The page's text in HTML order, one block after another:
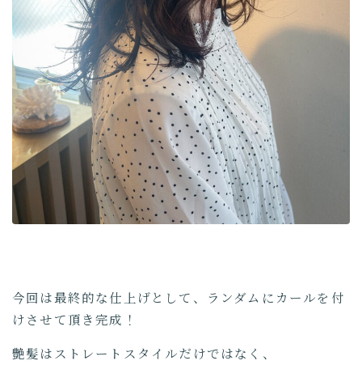
今回は最終的な仕上げとして、ランダムにカールを付
けさせて頂き完成！
艶髪はストレートスタイルだけではなく、